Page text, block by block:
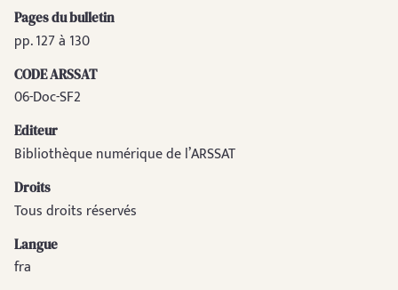
Pages du bulletin
pp. 127 à 130
CODE ARSSAT
06-Doc-SF2
Editeur
Bibliothèque numérique de l’ARSSAT
Droits
Tous droits réservés
Langue
fra